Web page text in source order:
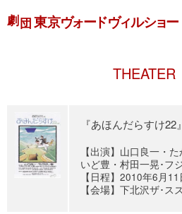
THEATER
『あほんだらすけ22』
【出演】山口良一・
いど豊・村田一晃･フ
【日程】2010年6月
【会場】下北沢ザ･ス